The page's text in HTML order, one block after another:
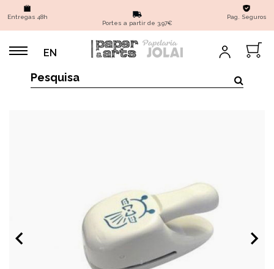
Entregas 48h
Portes a partir de 3,97€
Pag. Seguros
EN